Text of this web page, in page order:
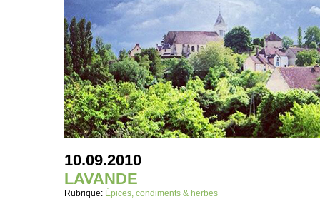
10.09.2010
LAVANDE
Rubrique: Épices, condiments & herbes